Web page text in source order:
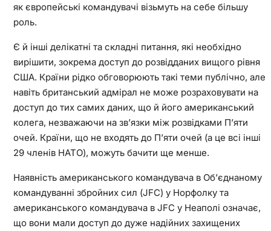
як європейські командувачі візьмуть на себе більшу
роль.
Є й інші делікатні та складні питання, які необхідно
вирішити, зокрема доступ до розвідданих вищого рівня
США. Країни рідко обговорюють такі теми публічно, але
навіть британський адмірал не може розраховувати на
доступ до тих самих даних, що й його американський
колега, незважаючи на зв’язки між розвідками П’яти
очей. Країни, що не входять до П’яти очей (а це всі інші
29 членів НАТО), можуть бачити ще менше.
Наявність американського командувача в Об’єднаному
командуванні збройних сил (JFC) у Норфолку та
американського командувача в JFC у Неаполі означає,
що вони мали доступ до дуже надійних захищених